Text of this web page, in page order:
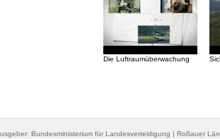
Die Luftraumüberwachung
Bundesministerium für Landesverteidigung | Roßauer